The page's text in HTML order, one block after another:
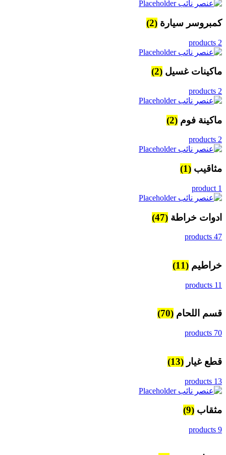
كمبروسر سيارة (2)
2 products
ماكينات غسيل (2)
2 products
ماكينة فوم (2)
2 products
مثاقيب (1)
1 product
ادوات خراطة (47)
47 products
خراطيم (11)
11 products
قسم اللحام (70)
70 products
قطع غيار (13)
13 products
مثقاب (9)
9 products